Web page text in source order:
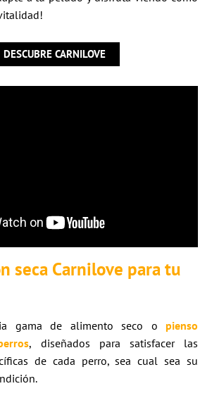
DESCUBRE CARNILOVE
seca Carnilove para tu
gama de alimento seco o pienso
, diseñados para satisfacer las
de cada perro, sea cual sea su